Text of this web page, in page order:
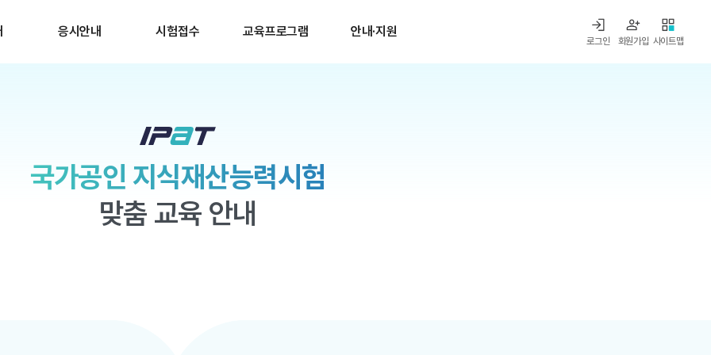
응시안내 시험접수 교육프로그램 안내·지원
로그인 회원가입 사이트맵
국가공인 지식재산능력시험
맞춤 교육 안내